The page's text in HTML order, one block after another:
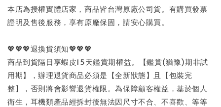
本店為授權實體店家，商品皆台灣原廠公司貨。有購買發票
證明及售後服務，享有原廠保固，請安心購買。
💖💖💖退換貨須知💖💖💖
商品到貨隔日享蝦皮15天鑑賞期權益。【鑑賞(猶豫)期非試
用期】，辦理退貨商品必須是【全新狀態】且【包裝完
整】，否則將會影響退貨權限。為保障顧客權益，基於個人
衛生，耳機類產品經拆封後無法因尺寸不合、不喜歡、等等